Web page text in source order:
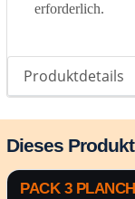
erforderlich.
Produktdetails
Dieses
PACK 3